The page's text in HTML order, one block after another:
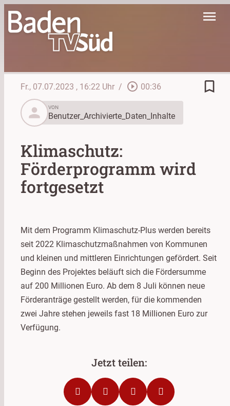
menu
Fr., 07.07.2023 , 16:22 Uhr / play_circle_outline 00:36
bookmark_border
person
VON
Benutzer_Archivierte_Daten_Inhalte
Klimaschutz:
Förderprogramm wird
fortgesetzt
Mit dem Programm Klimaschutz-Plus werden bereits
seit 2022 Klimaschutzmaßnahmen von Kommunen
und kleinen und mittleren Einrichtungen gefördert. Seit
Beginn des Projektes beläuft sich die Fördersumme
auf 200 Millionen Euro. Ab dem 8 Juli können neue
Förderanträge gestellt werden, für die kommenden
zwei Jahre stehen jeweils fast 18 Millionen Euro zur
Verfügung.